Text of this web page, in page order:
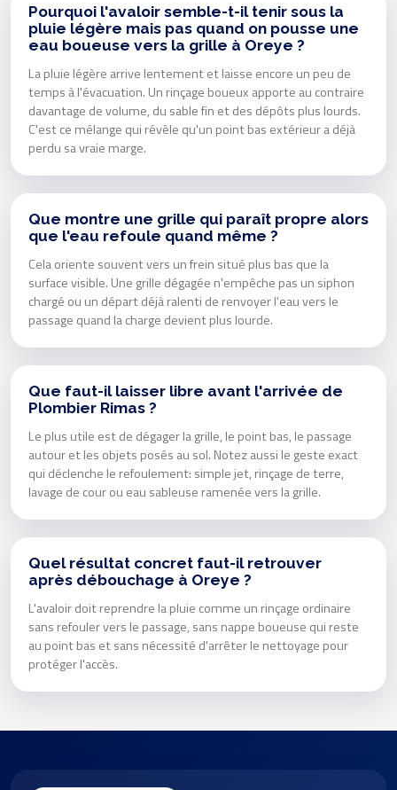
Pourquoi l'avaloir semble-t-il tenir sous la
pluie légère mais pas quand on pousse une
eau boueuse vers la grille à Oreye ?
La pluie légère arrive lentement et laisse encore un peu de
temps à l'évacuation. Un rinçage boueux apporte au contraire
davantage de volume, du sable fin et des dépôts plus lourds.
C'est ce mélange qui révèle qu'un point bas extérieur a déjà
perdu sa vraie marge.
Que montre une grille qui paraît propre alors
que l'eau refoule quand même ?
Cela oriente souvent vers un frein situé plus bas que la
surface visible. Une grille dégagée n'empêche pas un siphon
chargé ou un départ déjà ralenti de renvoyer l'eau vers le
passage quand la charge devient plus lourde.
Que faut-il laisser libre avant l'arrivée de
Plombier Rimas ?
Le plus utile est de dégager la grille, le point bas, le passage
autour et les objets posés au sol. Notez aussi le geste exact
qui déclenche le refoulement: simple jet, rinçage de terre,
lavage de cour ou eau sableuse ramenée vers la grille.
Quel résultat concret faut-il retrouver
après débouchage à Oreye ?
L'avaloir doit reprendre la pluie comme un rinçage ordinaire
sans refouler vers le passage, sans nappe boueuse qui reste
au point bas et sans nécessité d'arrêter le nettoyage pour
protéger l'accès.